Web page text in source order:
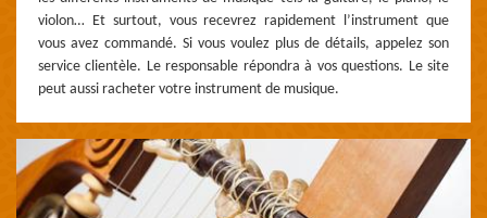
violon… Et surtout, vous recevrez rapidement l’instrument que
vous avez commandé. Si vous voulez plus de détails, appelez son
service clientèle. Le responsable répondra à vos questions. Le site
peut aussi racheter votre instrument de musique.